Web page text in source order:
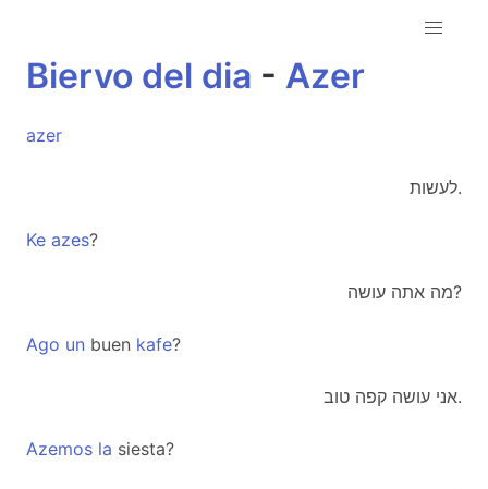
Biervo del dia - Azer
azer
לעשות.
Ke azes?
מה אתה עושה?
Ago un buen kafe?
אני עושה קפה טוב.
Azemos la siesta?